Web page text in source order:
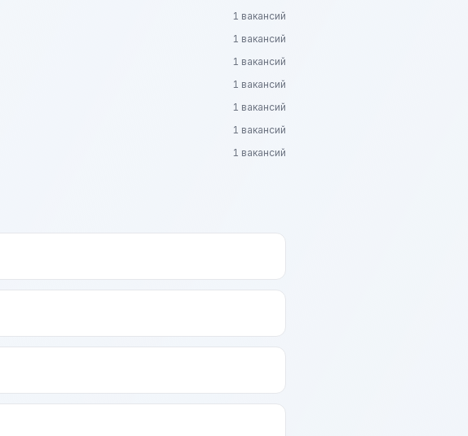
1 вакансий
1 вакансий
1 вакансий
1 вакансий
1 вакансий
1 вакансий
1 вакансий